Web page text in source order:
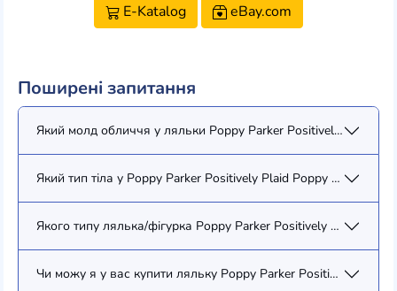
E-Katalog eBay.com
Поширені запитання
Який молд обличчя у ляльки Poppy Parker Positively Plaid
Який тип тіла у Poppy Parker Positively Plaid Poppy Parker
Якого типу лялька/фігурка Poppy Parker Positively Plaid
Чи можу я у вас купити ляльку Poppy Parker Positively Plaid